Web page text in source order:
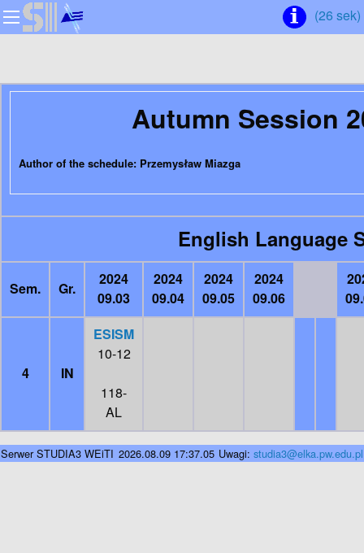
(26 sek)
Autumn Session
Author of the schedule: Przemysław Miazga
English Language
Sem. Gr.
2024
09.03
2024
09.04
2024
09.05
2024
09.06
4 IN
ESISM
10-12
118-
AL
Serwer STUDIA3 WEiTI Uwagi: studia3@elka.pw.edu.pl
2026.08.09 17:37.05